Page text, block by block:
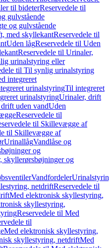
til bideterReservedele til
gulvstående
og gulvstående
med skyllekantReservedele til
Uden lågReservedele til Uden
Reservedele til Urinaler,
urinalstyring eller
til Til synlig urinalstyring
integreret
urinalstyringTil integreret
urinalstyringUrinaler, drift
uden vandUden
Reservedele til
til Skillevægge af
til Skillevægge af
UrinallågVandlåse og
og
skyllerørsbøjninger og
Vandfordeler
netdriftReservedele til
Med elektronisk skyllestyring,
skyllestyring,
Reservedele til Med
til
Med elektronisk skyllestyring,
skyllestyring, netdriftMed